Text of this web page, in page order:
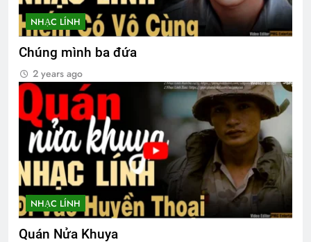
CSVSQ TRẦN ĐĂNG PHONG K17
GIẤC MƠ PHỤC QUỐC (Đỗ Phủ)
3 Years Ago
Thăm CSVSQ Lê Văn Thời K20
2 Years Ago
NHẠC LÍNH
Chúng mình ba đứa
2 years ago
NHẠC LÍNH
Quán Nửa Khuya